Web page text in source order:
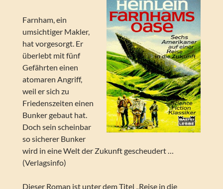
Farnham, ein
umsichtiger Makler,
hat vorgesorgt. Er
überlebt mit fünf
Gefährten einen
atomaren Angriff,
weil er sich zu
Friedenszeiten einen
Bunker gebaut hat.
Doch sein scheinbar
so sicherer Bunker
wird in eine Welt der Zukunft gescheudert …
(Verlagsinfo)
Dieser Roman ist unter dem Titel „Reise in die